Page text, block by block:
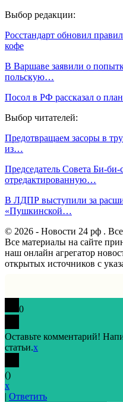
Выбор редакции:
Росстандарт обновил
кофе
В Варшаве заявили о
польскую…
Посол в РФ рассказал о
Выбор читателей:
Предотвращаем засоры в
из…
Председатель Совета Би-би-
отредактированную…
В ЛДПР выступили за
«Пушкинской…
© 2026 - Новости 24 рф .
Все материалы на сайте
наш онлайн агрегатор
открытых источников с
0
Оставьте комментарий!
статьи.x
()
x
| Ответить